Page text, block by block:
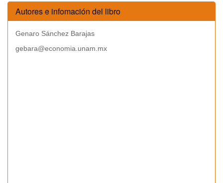
Autores e infomación del libro
Genaro Sánchez Barajas
gebara@economia.unam.mx